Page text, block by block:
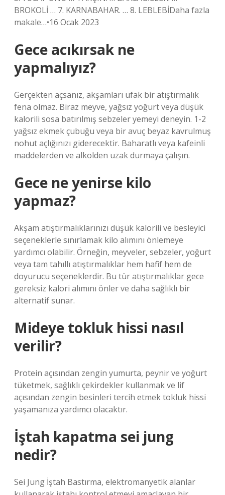
BROKOLİ … 7. KARNABAHAR. … 8. LEBLEBİDaha fazla
makale…•16 Ocak 2023
Gece acıkırsak ne
yapmalıyız?
Gerçekten açsanız, akşamları ufak bir atıştırmalık
fena olmaz. Biraz meyve, yağsız yoğurt veya düşük
kalorili sosa batırılmış sebzeler yemeyi deneyin. 1-2
yağsız ekmek çubuğu veya bir avuç beyaz kavrulmuş
nohut açlığınızı giderecektir. Baharatlı veya kafeinli
maddelerden ve alkolden uzak durmaya çalışın.
Gece ne yenirse kilo
yapmaz?
Akşam atıştırmalıklarınızı düşük kalorili ve besleyici
seçeneklerle sınırlamak kilo alımını önlemeye
yardımcı olabilir. Örneğin, meyveler, sebzeler, yoğurt
veya tam tahıllı atıştırmalıklar hem hafif hem de
doyurucu seçeneklerdir. Bu tür atıştırmalıklar gece
gereksiz kalori alımını önler ve daha sağlıklı bir
alternatif sunar.
Mideye tokluk hissi nasıl
verilir?
Protein açısından zengin yumurta, peynir ve yoğurt
tüketmek, sağlıklı çekirdekler kullanmak ve lif
açısından zengin besinleri tercih etmek tokluk hissi
yaşamanıza yardımcı olacaktır.
İştah kapatma sei jung
nedir?
Sei Jung İştah Bastırma, elektromanyetik alanlar